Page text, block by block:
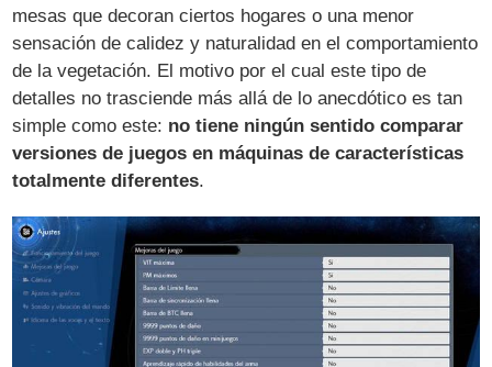
mesas que decoran ciertos hogares o una menor
sensación de calidez y naturalidad en el comportamiento
de la vegetación. El motivo por el cual este tipo de
detalles no trasciende más allá de lo anecdótico es tan
simple como este: no tiene ningún sentido comparar
versiones de juegos en máquinas de características
totalmente diferentes.